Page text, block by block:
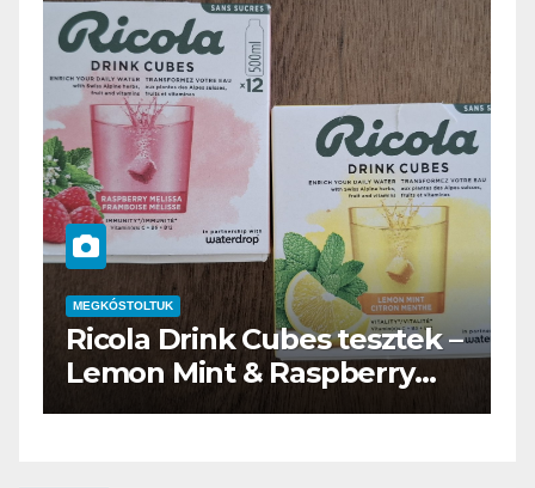
MEGKÓSTOLTUK
Waterdrop üdítő kapszula
teszt